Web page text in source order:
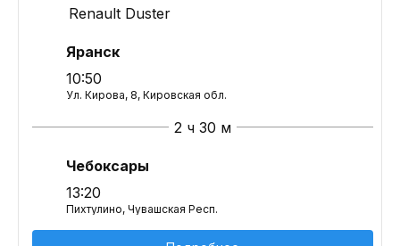
Renault Duster
Яранск
10:50
Ул. Кирова, 8, Кировская обл.
2 ч 30 м
Чебоксары
13:20
Пихтулино, Чувашская Респ.